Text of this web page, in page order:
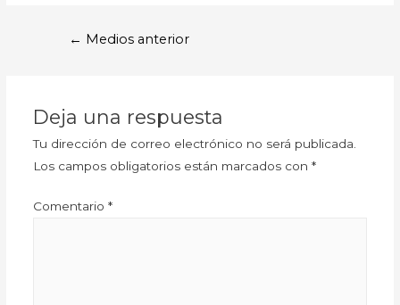
← Medios anterior
Deja una respuesta
Tu dirección de correo electrónico no será publicada.
Los campos obligatorios están marcados con *
Comentario *